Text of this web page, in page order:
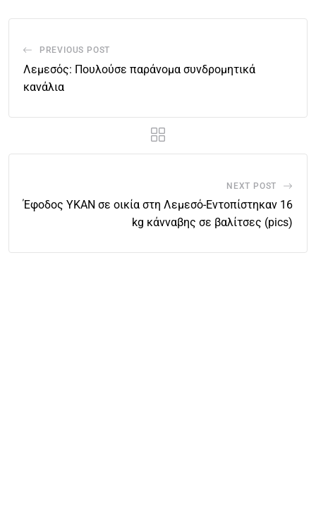
PREVIOUS POST
Λεμεσός: Πουλούσε παράνομα συνδρομητικά
κανάλια
NEXT POST
Έφοδος ΥΚΑΝ σε οικία στη Λεμεσό-Εντοπίστηκαν 16
kg κάνναβης σε βαλίτσες (pics)